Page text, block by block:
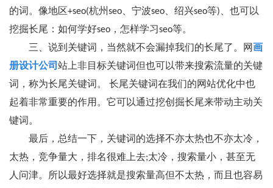
的词。像地区+seo(杭州seo、宁波seo、绍兴seo等)、也可以
挖掘长尾：如何学好seo，怎样学习seo等。
三、说到关键词，当然就不会漏掉我们的长尾了。网 画
册设计公司 站上非目标关键词但也可以带来搜索流量的关键
词，称为长尾关键词。 长尾关键词在我们的网站优化中也
起着非常重要的作用。它可以通过挖创掘长尾来带动主动关
键词。
最后，总结一下，关键词的选择不亦太热也不亦太冷，
太热，竞争量大，排名很难上去;太冷，搜索量小，甚至无
人问津。所以最好选择就是搜索量高但不太热，而且也容易